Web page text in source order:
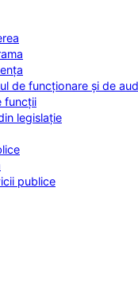
de funcționare și de
funcții
legislație
publice